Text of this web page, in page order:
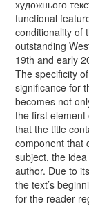
художнього
functional
conditionality of
outstanding
19th and early
The specificity
significance for
becomes not
the first
that the title
component that
subject, the
author. Due to
the text’s
for the reader